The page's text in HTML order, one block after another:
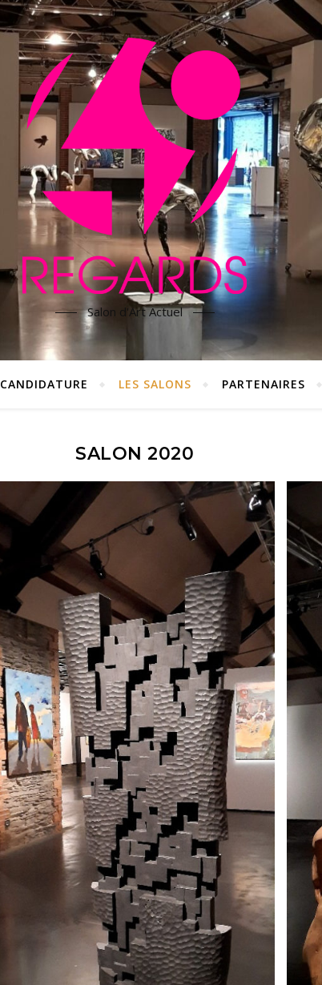
Salon d'Art Actuel
CANDIDATURE LES SALONS PARTENAIRES
SALON 2020